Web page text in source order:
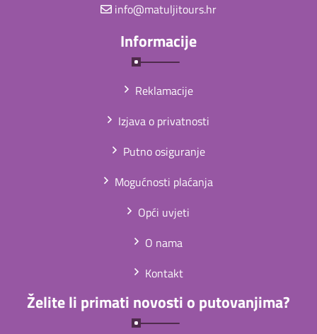
info@matuljitours.hr
Informacije
Reklamacije
Izjava o privatnosti
Putno osiguranje
Mogućnosti plaćanja
Opći uvjeti
O nama
Kontakt
Želite li primati novosti o putovanjima?